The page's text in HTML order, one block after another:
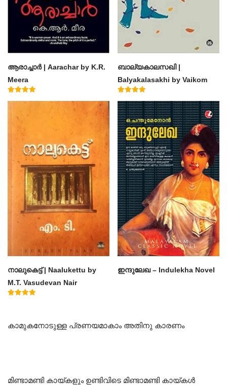
ആരാച്ചാര്‍ | Aarachar by K.R.
Meera
ബാല്യകാലസഖി |
Balyakalasakhi by Vaikom
Muhammad Basheer
4.60
out of 5
നാലുകെട്ട് | Naalukettu by
M.T. Vasudevan Nair
ഇന്ദുലേഖ – Indulekha Novel
കാമുകനോടുള്ള പ്രണയമാകാം അതിനു കാരണം
മിണ്ടാമണ്ടി കായ്കളും ഉണ്ടിവിടെ മിണ്ടാമണ്ടി കായ്കൾ